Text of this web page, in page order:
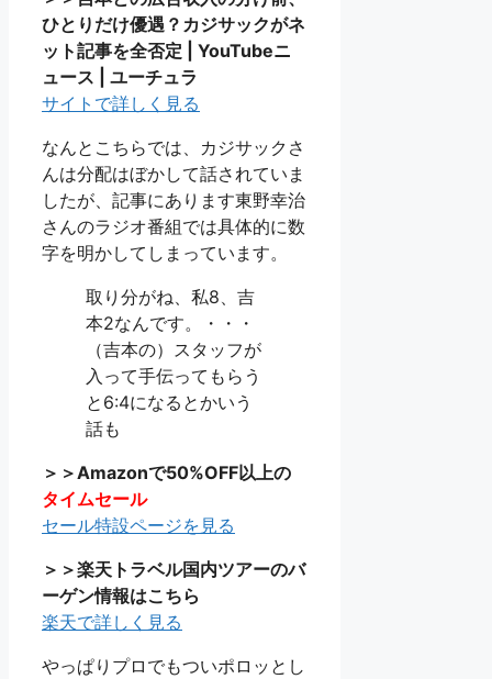
ひとりだけ優遇？カジサックがネ
ット記事を全否定 | YouTubeニ
ュース | ユーチュラ
サイトで詳しく見る
なんとこちらでは、カジサックさ
んは分配はぼかして話されていま
したが、記事にあります東野幸治
さんのラジオ番組では具体的に数
字を明かしてしまっています。
取り分がね、私8、吉
本2なんです。・・・
（吉本の）スタッフが
入って手伝ってもらう
と6:4になるとかいう
話も
＞＞Amazonで50%OFF以上の
タイムセール
セール特設ページを見る
＞＞楽天トラベル国内ツアーのバ
ーゲン情報はこちら
楽天で詳しく見る
やっぱりプロでもついポロッとし